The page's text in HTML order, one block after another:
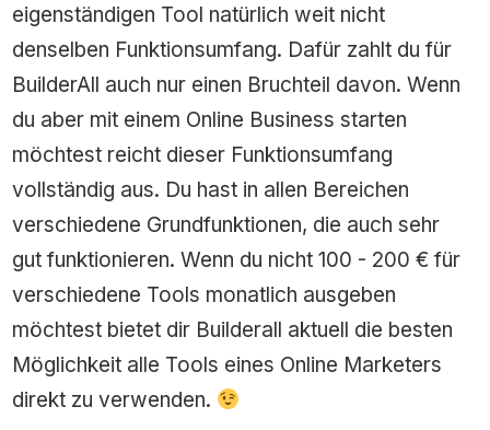
eigenständigen Tool natürlich weit nicht
denselben Funktionsumfang. Dafür zahlt du für
BuilderAll auch nur einen Bruchteil davon. Wenn
du aber mit einem Online Business starten
möchtest reicht dieser Funktionsumfang
vollständig aus. Du hast in allen Bereichen
verschiedene Grundfunktionen, die auch sehr
gut funktionieren. Wenn du nicht 100 - 200 € für
verschiedene Tools monatlich ausgeben
möchtest bietet dir Builderall aktuell die besten
Möglichkeit alle Tools eines Online Marketers
direkt zu verwenden.